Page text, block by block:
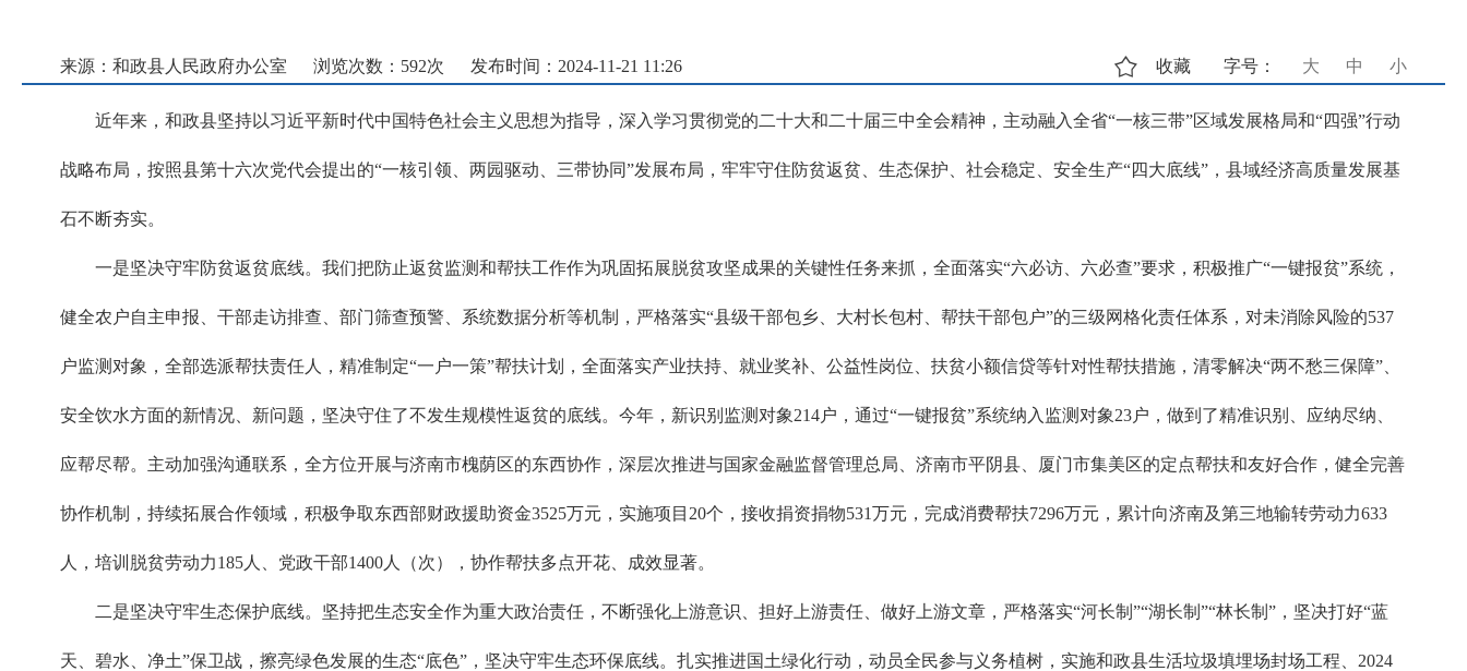
来源：和政县人民政府办公室 浏览次数： 592次 发布时间：2024-11-21 11:26 字号： 大 中 小
收藏
近年来，和政县坚持以习近平新时代中国特色社会主义思想为指导，深入学习贯彻党的二十大和二十届三中全会精神，主动融入全省“一核三带”区域发展格局和“四强”行动
战略布局，按照县第十六次党代会提出的“一核引领、两园驱动、三带协同”发展布局，牢牢守住防贫返贫、生态保护、社会稳定、安全生产“四大底线”，县域经济高质量发展基
石不断夯实。
一是坚决守牢防贫返贫底线。我们把防止返贫监测和帮扶工作作为巩固拓展脱贫攻坚成果的关键性任务来抓，全面落实“六必访、六必查”要求，积极推广“一键报贫”系统，
健全农户自主申报、干部走访排查、部门筛查预警、系统数据分析等机制，严格落实“县级干部包乡、大村长包村、帮扶干部包户”的三级网格化责任体系，对未消除风险的537
户监测对象，全部选派帮扶责任人，精准制定“一户一策”帮扶计划，全面落实产业扶持、就业奖补、公益性岗位、扶贫小额信贷等针对性帮扶措施，清零解决“两不愁三保障”、
安全饮水方面的新情况、新问题，坚决守住了不发生规模性返贫的底线。今年，新识别监测对象214户，通过“一键报贫”系统纳入监测对象23户，做到了精准识别、应纳尽纳、
应帮尽帮。主动加强沟通联系，全方位开展与济南市槐荫区的东西协作，深层次推进与国家金融监督管理总局、济南市平阴县、厦门市集美区的定点帮扶和友好合作，健全完善
协作机制，持续拓展合作领域，积极争取东西部财政援助资金3525万元，实施项目20个，接收捐资捐物531万元，完成消费帮扶7296万元，累计向济南及第三地输转劳动力633
人，培训脱贫劳动力185人、党政干部1400人（次），协作帮扶多点开花、成效显著。
二是坚决守牢生态保护底线。坚持把生态安全作为重大政治责任，不断强化上游意识、担好上游责任、做好上游文章，严格落实“河长制”“湖长制”“林长制”，坚决打好“蓝
天、碧水、净土”保卫战，擦亮绿色发展的生态“底色”，坚决守牢生态环保底线。扎实推进国土绿化行动，动员全民参与义务植树，实施和政县生活垃圾填埋场封场工程、2024